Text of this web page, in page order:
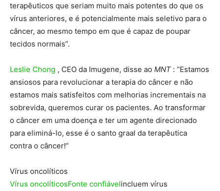
terapêuticos que seriam muito mais potentes do que os
vírus anteriores, e é potencialmente mais seletivo para o
câncer, ao mesmo tempo em que é capaz de poupar
tecidos normais”.
Leslie Chong , CEO da Imugene, disse ao MNT : “Estamos
ansiosos para revolucionar a terapia do câncer e não
estamos mais satisfeitos com melhorias incrementais na
sobrevida, queremos curar os pacientes. Ao transformar
o câncer em uma doença e ter um agente direcionado
para eliminá-lo, esse é o santo graal da terapêutica
contra o câncer!”
Vírus oncolíticos
Vírus oncolíticosFonte confiávelincluem vírus